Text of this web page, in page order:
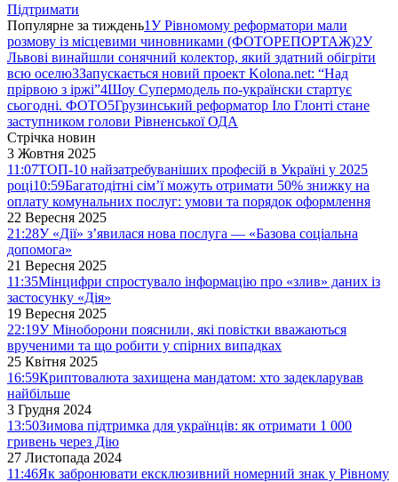
Підтримати
Популярне за тиждень1У Рівномому реформатори мали
розмову із місцевими чиновниками (ФОТОРЕПОРТАЖ)2У
Львові винайшли сонячний колектор, який здатний обігріти
всю оселю3Запускається новий проект Kolona.net: “Над
прірвою з іржі”4Шоу Супермодель по-українски стартує
сьогодні. ФОТО5Грузинський реформатор Іло Глонті стане
заступником голови Рівненської ОДА
Стрічка новин
3 Жовтня 2025
11:07ТОП-10 найзатребуваніших професій в Україні у 2025
році10:59Багатодітні сім’ї можуть отримати 50% знижку на
оплату комунальних послуг: умови та порядок оформлення
22 Вересня 2025
21:28У «Дії» з’явилася нова послуга — «Базова соціальна
допомога»
21 Вересня 2025
11:35Мінцифри спростувало інформацію про «злив» даних із
застосунку «Дія»
19 Вересня 2025
22:19У Міноборони пояснили, які повістки вважаються
врученими та що робити у спірних випадках
25 Квітня 2025
16:59Криптовалюта захищена мандатом: хто задекларував
найбільше
3 Грудня 2024
13:50Зимова підтримка для українців: як отримати 1 000
гривень через Дію
27 Листопада 2024
11:46Як забронювати ексклюзивний номерний знак у Рівному